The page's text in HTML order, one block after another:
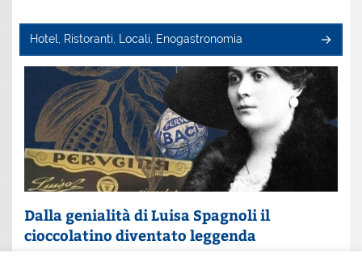
Hotel, Ristoranti, Locali, Enogastronomia
Dalla genialità di Luisa Spagnoli il
cioccolatino diventato leggenda